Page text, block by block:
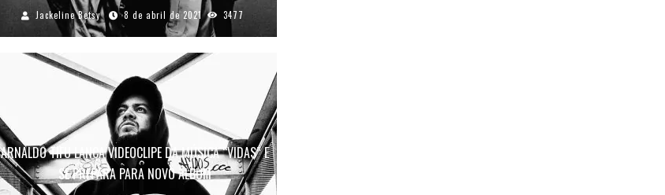
Jackeline Betsy 8 de abril de 2021 3477
ARNALDO TIFU LANÇA VIDEOCLIPE DA MÚSICA “VIDAS” E
SE PREPARA PARA NOVO ÁLBUM